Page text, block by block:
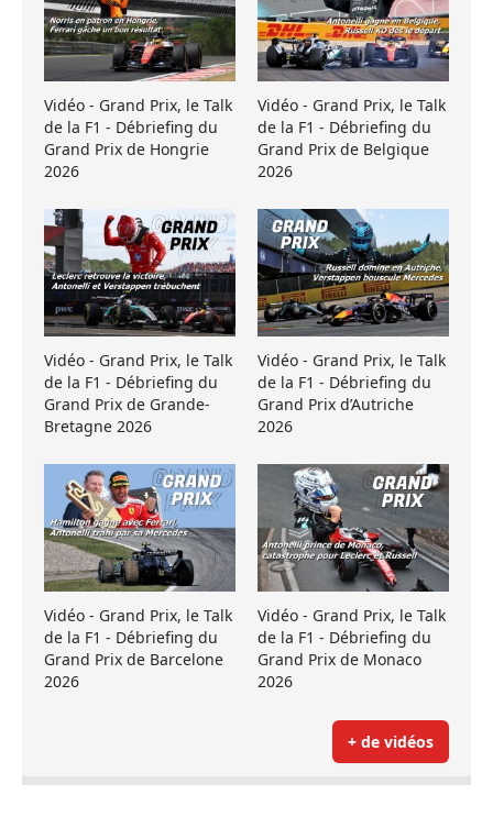
Vidéo - Grand Prix, le Talk
de la F1 - Débriefing du
Grand Prix de Hongrie
2026
Vidéo - Grand Prix, le Talk
de la F1 - Débriefing du
Grand Prix de Belgique
2026
Vidéo - Grand Prix, le Talk
de la F1 - Débriefing du
Grand Prix de Grande-
Bretagne 2026
Vidéo - Grand Prix, le Talk
de la F1 - Débriefing du
Grand Prix d’Autriche
2026
Vidéo - Grand Prix, le Talk
de la F1 - Débriefing du
Grand Prix de Barcelone
2026
Vidéo - Grand Prix, le Talk
de la F1 - Débriefing du
Grand Prix de Monaco
2026
+ de vidéos